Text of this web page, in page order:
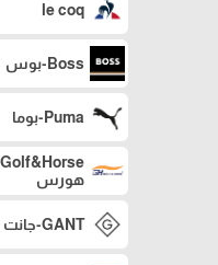
le coq
Boss-بوس
Puma-بوما
هورس
GANT-جانت